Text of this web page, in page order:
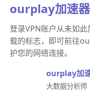
ourplay加速
登录VPN账户从未如
载的标志，即可前往
护您的网络连接。
ourplay加
大数据分析师